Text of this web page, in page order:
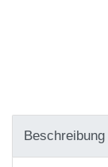
Beschreibung